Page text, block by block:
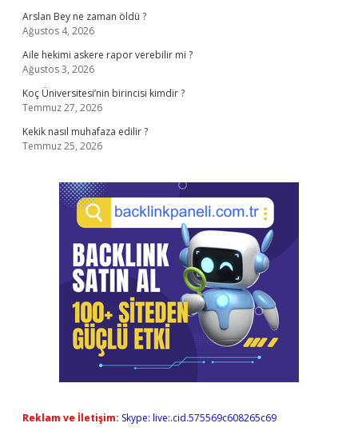
Arslan Bey ne zaman öldü ?
Ağustos 4, 2026
Aile hekimi askere rapor verebilir mi ?
Ağustos 3, 2026
Koç Üniversitesi’nin birincisi kimdir ?
Temmuz 27, 2026
Kekik nasıl muhafaza edilir ?
Temmuz 25, 2026
Reklam ve İletişim: Skype: live:.cid.575569c608265c69